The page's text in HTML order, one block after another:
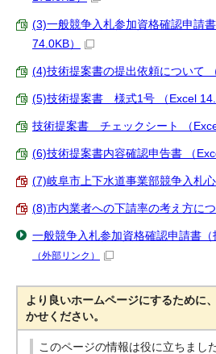
(3)一般競争入札参加資格確認申請
74.0KB）
(4)技術提案書の提出依頼について
(5)技術提案書 様式1号 （Excel
技術提案書 チェックシート （
(6)技術提案書内容確認申告書 （
(7)岐阜市上下水道事業部競争入札心
(8)市内業者への下請率の考え方に
一般競争入札参加資格確認申請書
（外部リンク）
より良いホームページにするために
かせください。
このページの情報は役に立ちまし